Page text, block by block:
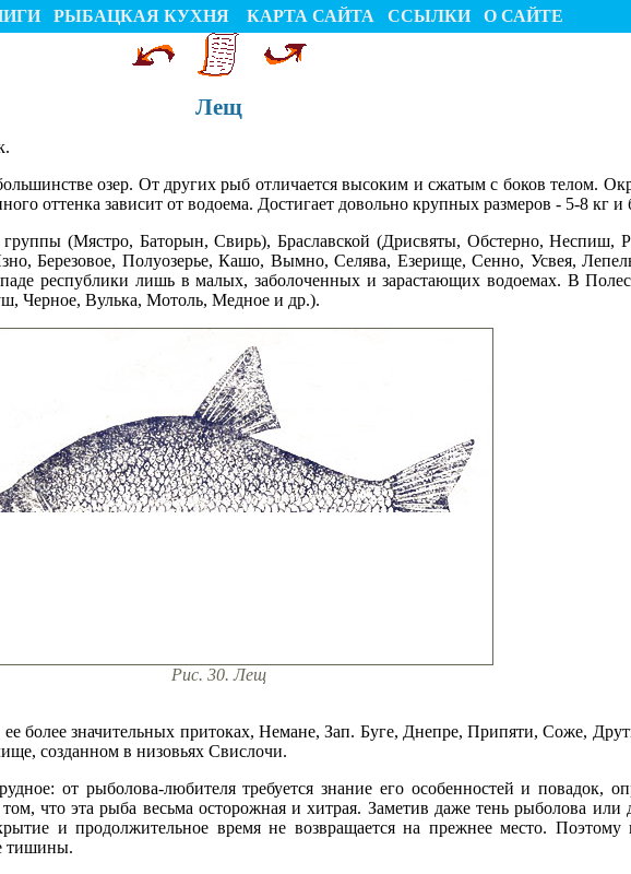
РЫБАЦКАЯ КУХНЯ КАРТА САЙТА ССЫЛКИ О САЙТЕ
Лещ
озер. От других рыб отличается высоким и сжатым с боков телом.
оттенка зависит от водоема. Достигает довольно крупных размеров - 5-8 кг и
(Мястро, Баторын, Свирь), Браславской (Дрисвяты, Обстерно, Неспиш,
Березовое, Полуозерье, Кашо, Вымно, Селява, Езерище, Сенно, Усвея,
республики лишь в малых, заболоченных и зарастающих водоемах. В
Черное, Вулька, Мотоль, Медное и др.).
Рис. 30. Лещ
более значительных притоках, Немане, Зап. Буге, Днепре, Припяти, Соже,
созданном в низовьях Свислочи.
от рыболова-любителя требуется знание его особенностей и повадок,
что эта рыба весьма осторожная и хитрая. Заметив даже тень рыболова
и продолжительное время не возвращается на прежнее место. Поэтому
тишины.